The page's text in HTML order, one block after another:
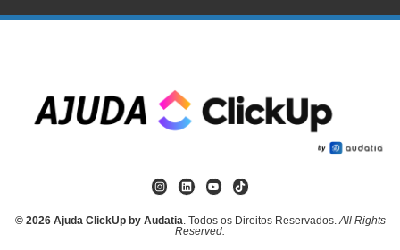
© 2026 Ajuda ClickUp by Audatia. Todos os Direitos Reservados.All Rights
Reserved.